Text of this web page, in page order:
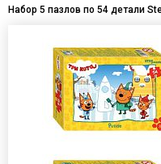
Набор 5 пазлов по 54 детали